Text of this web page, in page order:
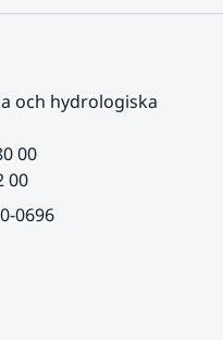
och hydrologiska
00
00
0696